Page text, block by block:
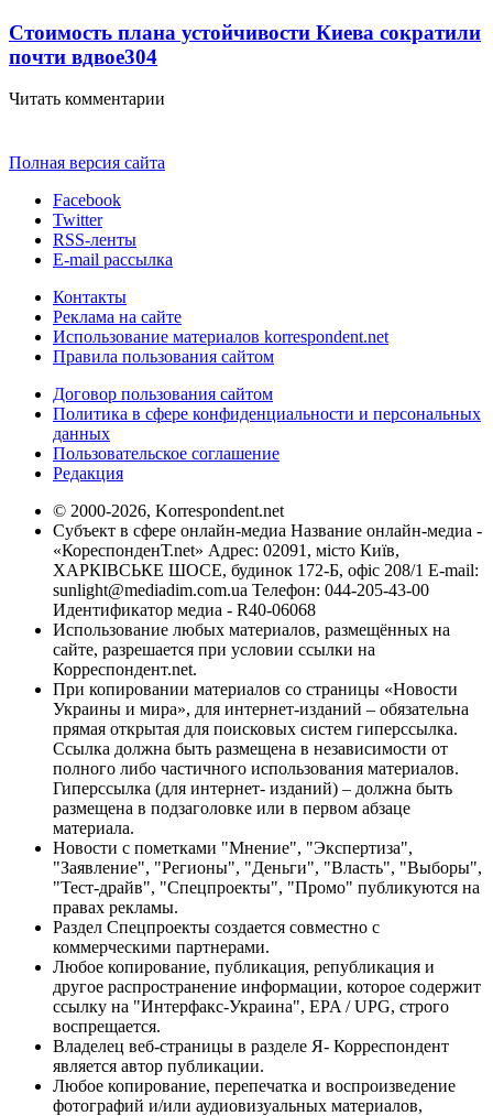
Стоимость плана устойчивости Киева сократили
почти вдвое304
Читать комментарии
Полная версия сайта
Facebook
Twitter
RSS-ленты
E-mail рассылка
Контакты
Реклама на сайте
Использование материалов korrespondent.net
Правила пользования сайтом
Договор пользования сайтом
Политика в сфере конфиденциальности и персональных
данных
Пользовательское соглашение
Редакция
© 2000-2026, Korrespondent.net
Субъект в сфере онлайн-медиа Название онлайн-медиа -
«КореспонденТ.net» Адрес: 02091, місто Київ,
ХАРКІВСЬКЕ ШОСЕ, будинок 172-Б, офіс 208/1 E-mail:
sunlight@mediadim.com.ua Телефон: 044-205-43-00
Идентификатор медиа - R40-06068
Использование любых материалов, размещённых на
сайте, разрешается при условии ссылки на
Корреспондент.net.
При копировании материалов со страницы «Новости
Украины и мира», для интернет-изданий – обязательна
прямая открытая для поисковых систем гиперссылка.
Ссылка должна быть размещена в независимости от
полного либо частичного использования материалов.
Гиперссылка (для интернет- изданий) – должна быть
размещена в подзаголовке или в первом абзаце
материала.
Новости с пометками "Мнение", "Экспертиза",
"Заявление", "Регионы", "Деньги", "Власть", "Выборы",
"Тест-драйв", "Спецпроекты", "Промо" публикуются на
правах рекламы.
Раздел Спецпроекты создается совместно с
коммерческими партнерами.
Любое копирование, публикация, републикация и
другое распространение информации, которое содержит
ссылку на "Интерфакс-Украина", EPA / UPG, строго
воспрещается.
Владелец веб-страницы в разделе Я- Корреспондент
является автор публикации.
Любое копирование, перепечатка и воспроизведение
фотографий и/или аудиовизуальных материалов,